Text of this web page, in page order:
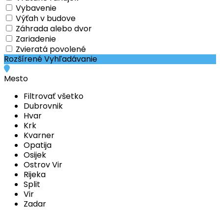
Vybavenie
Výťah v budove
Záhrada alebo dvor
Zariadenie
Zvieratá povolené
Rozšírené Vyhľadávanie
Mesto
Filtrovať všetko
Dubrovnik
Hvar
Krk
Kvarner
Opatija
Osijek
Ostrov Vir
Rijeka
Split
Vir
Zadar